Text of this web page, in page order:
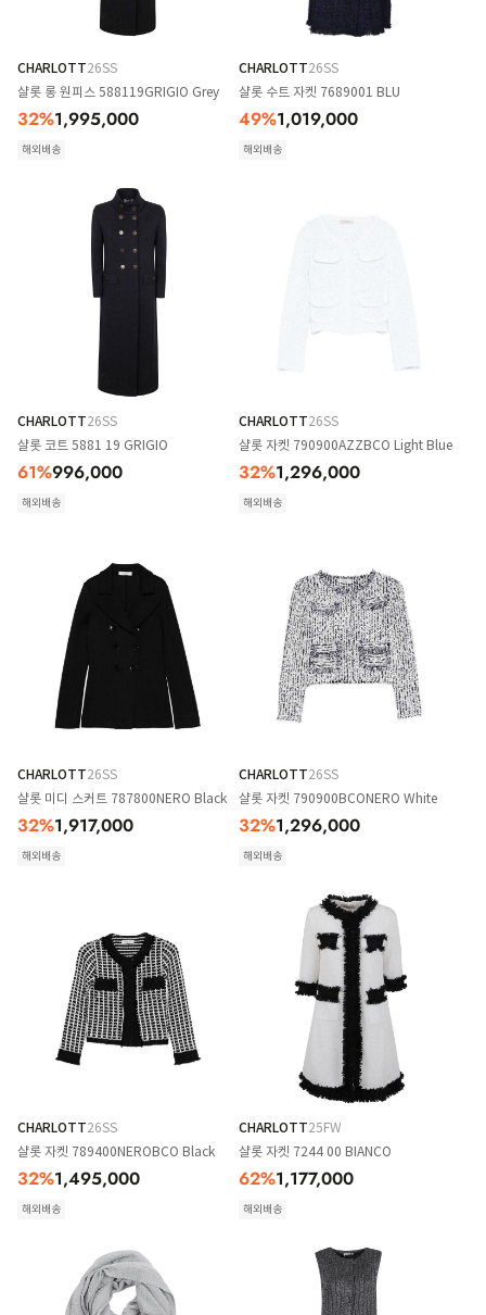
CHARLOTT26SS
샬롯 롱 원피스 588119GRIGIO Grey
32%1,995,000
해외배송
CHARLOTT26SS
샬롯 수트 자켓 7689001 BLU
49%1,019,000
해외배송
CHARLOTT26SS
샬롯 코트 5881 19 GRIGIO
61%996,000
해외배송
CHARLOTT26SS
샬롯 자켓 790900AZZBCO Light Blue
32%1,296,000
해외배송
CHARLOTT26SS
샬롯 미디 스커트 787800NERO Black
32%1,917,000
해외배송
CHARLOTT26SS
샬롯 자켓 790900BCONERO White
32%1,296,000
해외배송
CHARLOTT26SS
샬롯 자켓 789400NEROBCO Black
32%1,495,000
해외배송
CHARLOTT25FW
샬롯 자켓 7244 00 BIANCO
62%1,177,000
해외배송